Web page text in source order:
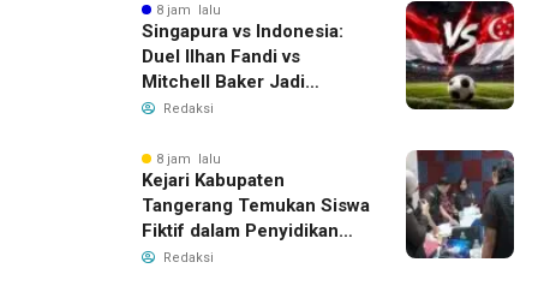
8 jam lalu
Singapura vs Indonesia:
Duel Ilhan Fandi vs
Mitchell Baker Jadi
Sorotan di Piala AFF 2026
Redaksi
8 jam lalu
Kejari Kabupaten
Tangerang Temukan Siswa
Fiktif dalam Penyidikan
Dana BOP PKBM
Redaksi